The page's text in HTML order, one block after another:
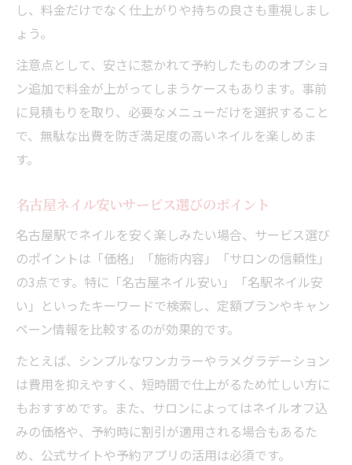
し、料金だけでなく仕上がりや持ちの良さも重視しまし
ょう。
注意点として、安さに惹かれて予約したもののオプショ
ン追加で料金が上がってしまうケースもあります。事前
に見積もりを取り、必要なメニューだけを選択すること
で、無駄な出費を防ぎ満足度の高いネイルを楽しめま
す。
名古屋ネイル安いサービス選びのポイント
名古屋駅でネイルを安く楽しみたい場合、サービス選び
のポイントは「価格」「施術内容」「サロンの信頼性」
の3点です。特に「名古屋ネイル安い」「名駅ネイル安
い」といったキーワードで検索し、定額プランやキャン
ペーン情報を比較するのが効果的です。
たとえば、シンプルなワンカラーやラメグラデーション
は費用を抑えやすく、短時間で仕上がるため忙しい方に
もおすすめです。また、サロンによってはネイルオフ込
みの価格や、予約時に割引が適用される場合もあるた
め、公式サイトや予約アプリの活用は必須です。